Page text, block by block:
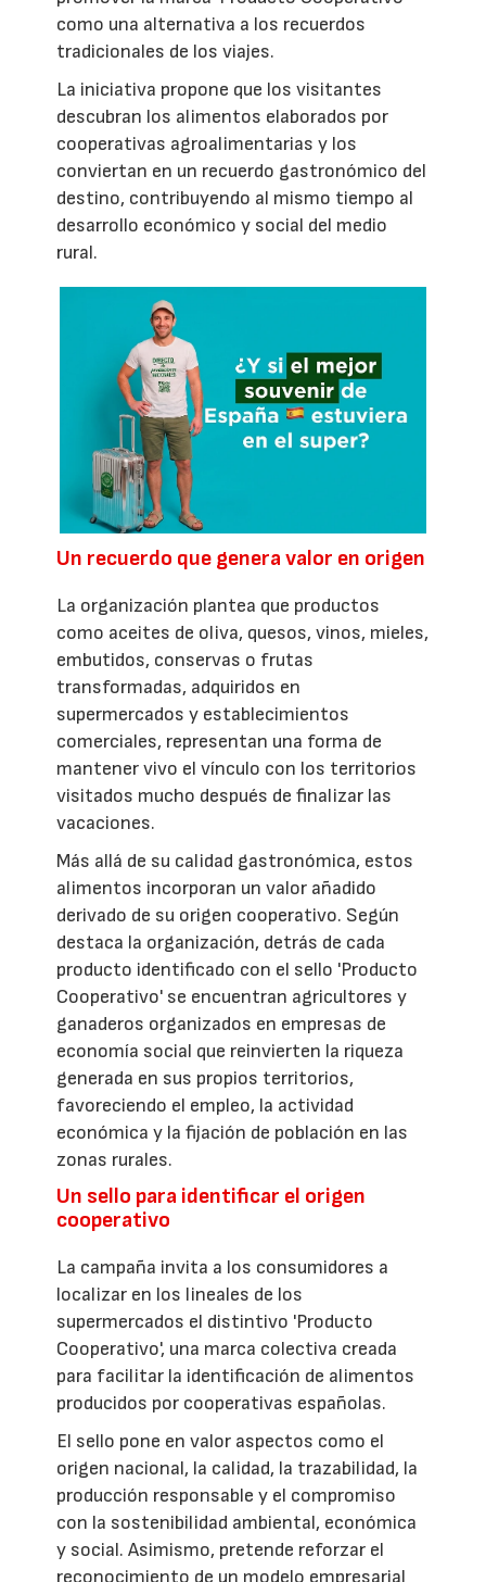
como una alternativa a los recuerdos
tradicionales de los viajes.
La iniciativa propone que los visitantes
descubran los alimentos elaborados por
cooperativas agroalimentarias y los
conviertan en un recuerdo gastronómico del
destino, contribuyendo al mismo tiempo al
desarrollo económico y social del medio
rural.
Un recuerdo que genera valor en origen
La organización plantea que productos
como aceites de oliva, quesos, vinos, mieles,
embutidos, conservas o frutas
transformadas, adquiridos en
supermercados y establecimientos
comerciales, representan una forma de
mantener vivo el vínculo con los territorios
visitados mucho después de finalizar las
vacaciones.
Más allá de su calidad gastronómica, estos
alimentos incorporan un valor añadido
derivado de su origen cooperativo. Según
destaca la organización, detrás de cada
producto identificado con el sello 'Producto
Cooperativo' se encuentran agricultores y
ganaderos organizados en empresas de
economía social que reinvierten la riqueza
generada en sus propios territorios,
favoreciendo el empleo, la actividad
económica y la fijación de población en las
zonas rurales.
Un sello para identificar el origen
cooperativo
La campaña invita a los consumidores a
localizar en los lineales de los
supermercados el distintivo 'Producto
Cooperativo', una marca colectiva creada
para facilitar la identificación de alimentos
producidos por cooperativas españolas.
El sello pone en valor aspectos como el
origen nacional, la calidad, la trazabilidad, la
producción responsable y el compromiso
con la sostenibilidad ambiental, económica
y social. Asimismo, pretende reforzar el
reconocimiento de un modelo empresarial